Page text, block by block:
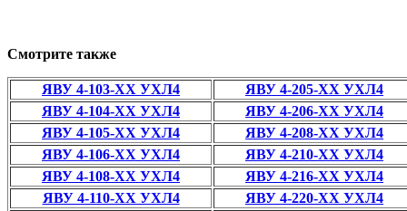
Смотрите также
ЯВУ 4-103-ХХ УХЛ4
ЯВУ 4-205-ХХ УХЛ4
ЯВУ 4-104-ХХ УХЛ4
ЯВУ 4-206-ХХ УХЛ4
ЯВУ 4-105-ХХ УХЛ4
ЯВУ 4-208-ХХ УХЛ4
ЯВУ 4-106-ХХ УХЛ4
ЯВУ 4-210-ХХ УХЛ4
ЯВУ 4-108-ХХ УХЛ4
ЯВУ 4-216-ХХ УХЛ4
ЯВУ 4-110-ХХ УХЛ4
ЯВУ 4-220-ХХ УХЛ4